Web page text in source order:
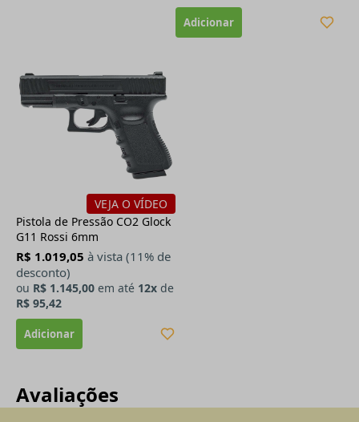
VEJA O VÍDEO
Pistola de Pressão CO2 Glock
G11 Rossi 6mm
R$ 1.019,05 à vista (11% de
desconto)
ou R$ 1.145,00 em até 12x de
R$ 95,42
Avaliações